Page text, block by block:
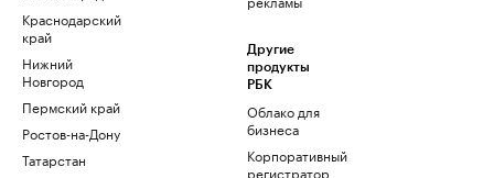
Краснодарский
край
Нижний
Новгород
Пермский край
Ростов-на-Дону
Татарстан
Другие
продукты
РБК
Облако для
бизнеса
Корпоративный
регистратор